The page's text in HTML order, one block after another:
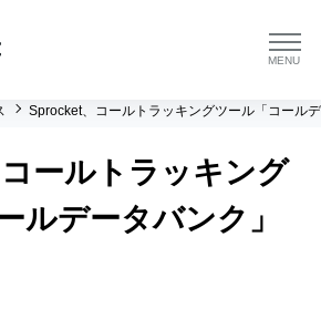
menu
トップ
トップ
Sprocket、コールトラッキングツール「コール
ールトラッキング
ルデータバンク」